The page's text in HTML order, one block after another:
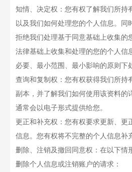
知情、决定权：您有权了解我们所持
以及我们如何处理您的个人信息。同
拒绝我们处理基于同意基础上收集的
法律基础上收集和处理的您的个人信
必要、最小范围、最小影响的原则下
查询和复制权：您有权获得我们所持
副本，并了解我们如何使用该资料的
通常会以电子形式提供给您。
更正和补充权：您有权要求更新、更
信息。您有权将不完整的个人信息补
删除、注销及撤回同意权：在以下情
删除个人信息或注销账户的请求：